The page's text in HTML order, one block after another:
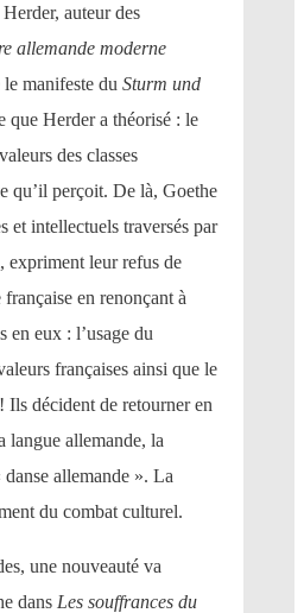
auteur des
allemande moderne
manifeste du Sturm und
que Herder a théorisé : le
des classes
qu’il perçoit. De là, Goethe
et intellectuels traversés par
expriment leur refus de
en renonçant à
en eux : l’usage du
françaises ainsi que le
Ils décident de retourner en
langue allemande, la
allemande ». La
du combat culturel.
une nouveauté va
dans Les souffrances du